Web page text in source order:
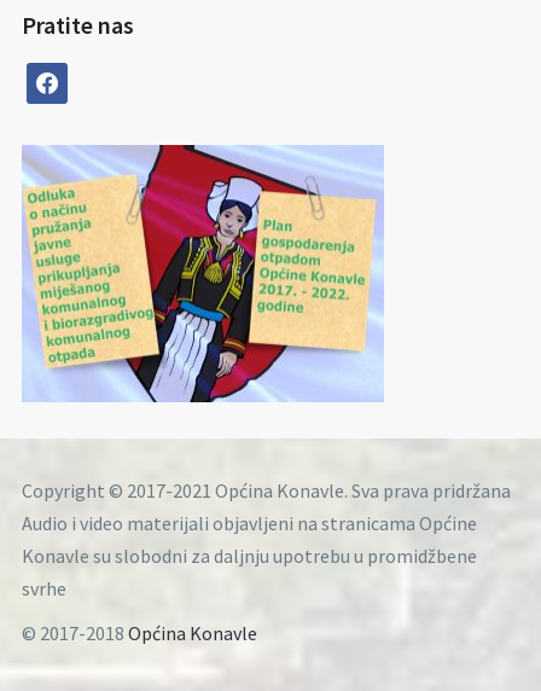
Pratite nas
facebook
Copyright © 2017-2021 Općina Konavle. Sva prava pridržana
Audio i video materijali objavljeni na stranicama Općine
Konavle su slobodni za daljnju upotrebu u promidžbene
svrhe
© 2017-2018 Općina Konavle